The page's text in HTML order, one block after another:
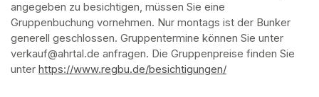
angegeben zu besichtigen, müssen Sie eine
Gruppenbuchung vornehmen. Nur montags ist der Bunker
generell geschlossen. Gruppentermine können Sie unter
verkauf@ahrtal.de anfragen. Die Gruppenpreise finden Sie
unter https://www.regbu.de/besichtigungen/